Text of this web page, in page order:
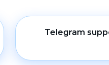
Telegram